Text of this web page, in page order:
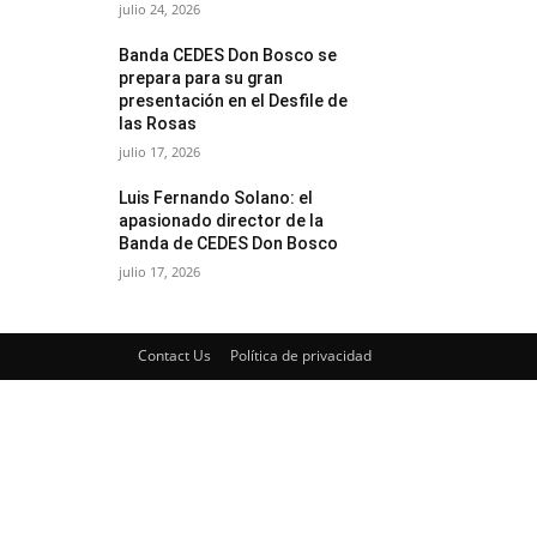
julio 24, 2026
Banda CEDES Don Bosco se
prepara para su gran
presentación en el Desfile de
las Rosas
julio 17, 2026
Luis Fernando Solano: el
apasionado director de la
Banda de CEDES Don Bosco
julio 17, 2026
Contact Us Política de privacidad